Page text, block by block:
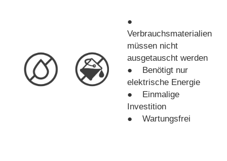
●
Verbrauchsmaterialien
müssen nicht
ausgetauscht werden
● Benötigt nur
elektrische Energie
● Einmalige
Investition
● Wartungsfrei